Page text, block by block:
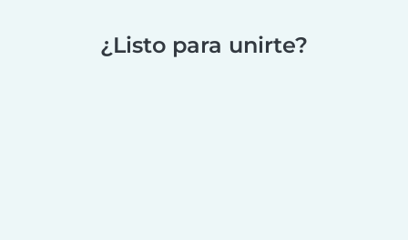
¿Listo para unirte?